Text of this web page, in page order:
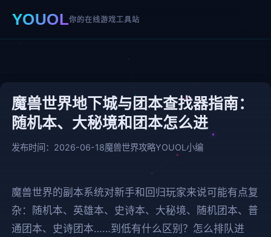
YOUOL你的在线游戏工具站
魔兽世界地下城与团本查找器指南：
随机本、大秘境和团本怎么进
发布时间：2026-06-18魔兽世界攻略YOUOL小编
魔兽世界的副本系统对新手和回归玩家来说可能有点复
杂：随机本、英雄本、史诗本、大秘境、随机团本、普
通团本、史诗团本……到低有什么区别？怎么排队进